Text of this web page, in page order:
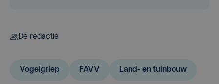
De redactie
Vogelgriep FAVV Land- en tuinbouw